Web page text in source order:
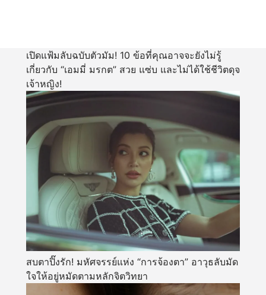
เปิดแฟ้มลับฉบับตัวมัม! 10 ข้อที่คุณอาจจะยังไม่รู้
เกี่ยวกับ “เอมมี่ มรกต” สวย แซ่บ และไม่ได้ใช้ชีวิตดุจ
เจ้าหญิง!
สบตาปิ๊งรัก! มหัศจรรย์แห่ง “การจ้องตา” อาวุธลับมัด
ใจให้อยู่หมัดตามหลักจิตวิทยา